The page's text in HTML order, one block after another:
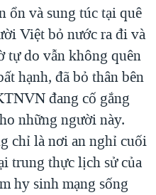
ổn và sung túc tại quê
Việt bỏ nước ra đi và
tự do vẫn không quên
hạnh, đã bỏ thân bên
đang cố gắng
những người này.
chỉ là nơi an nghỉ cuối
trung thực lịch sử của
hy sinh mạng sống